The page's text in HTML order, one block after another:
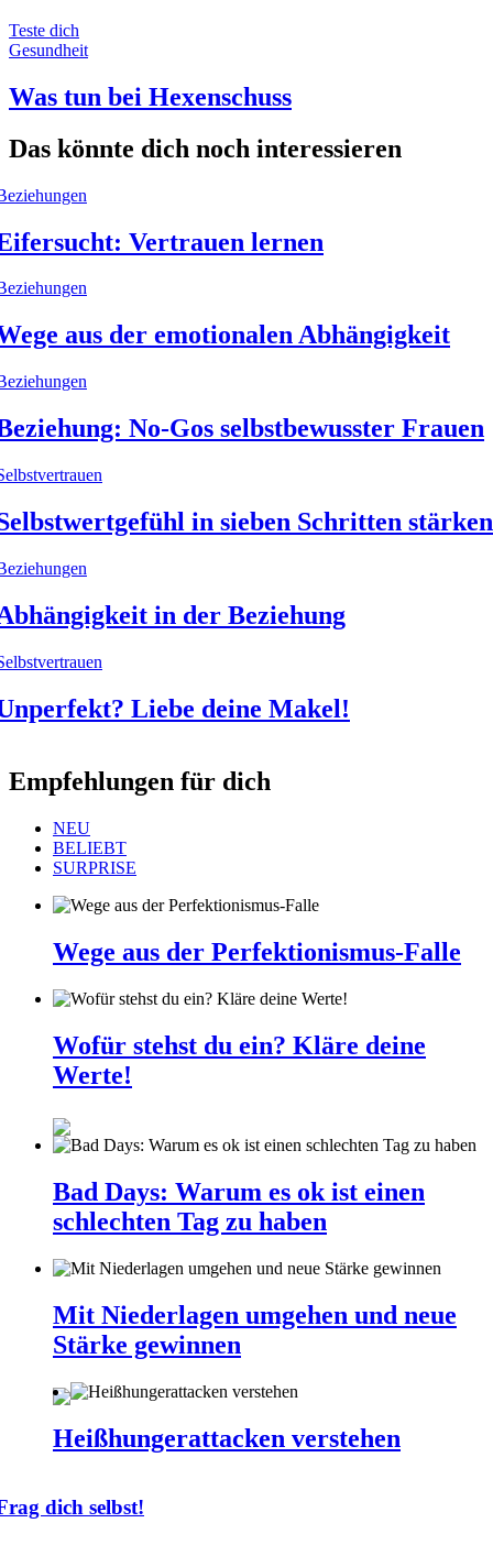
Teste dich
Gesundheit
Was tun bei Hexenschuss
Das könnte dich noch interessieren
Vertrauen lernen
aus der emotionalen Abhängigkeit
No-Gos selbstbewusster Frauen
in sieben Schritten stärken
in der Beziehung
Liebe deine Makel!
Empfehlungen für dich
NEU
BELIEBT
SURPRISE
Wege aus der Perfektionismus-Falle
Wofür stehst du ein? Kläre deine
Werte!
Bad Days: Warum es ok ist einen
schlechten Tag zu haben
Mit Niederlagen umgehen und neue
Stärke gewinnen
Heißhungerattacken verstehen
dich selbst!